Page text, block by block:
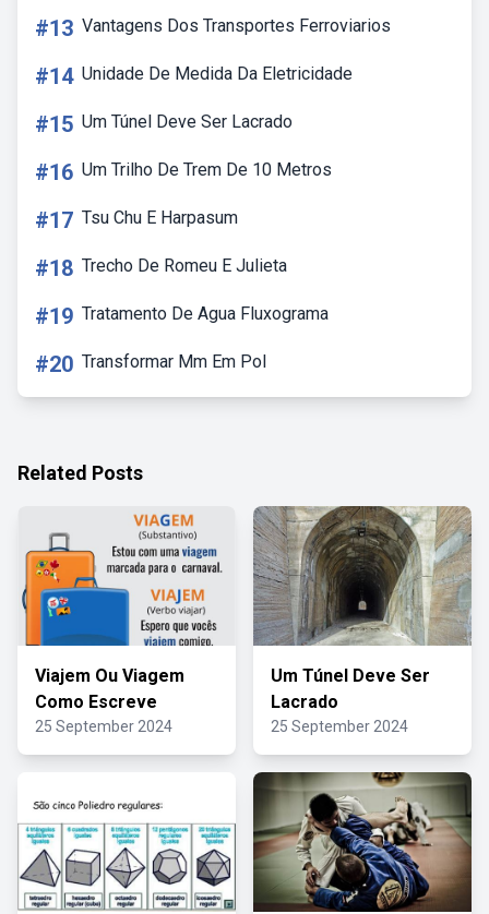
#13 Vantagens Dos Transportes Ferroviarios
#14 Unidade De Medida Da Eletricidade
#15 Um Túnel Deve Ser Lacrado
#16 Um Trilho De Trem De 10 Metros
#17 Tsu Chu E Harpasum
#18 Trecho De Romeu E Julieta
#19 Tratamento De Agua Fluxograma
#20 Transformar Mm Em Pol
Related Posts
Viajem Ou Viagem
Como Escreve
25 September 2024
Um Túnel Deve Ser
Lacrado
25 September 2024